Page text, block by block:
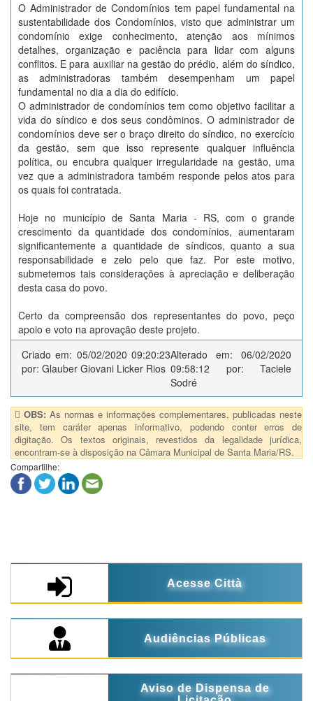
O Administrador de Condomínios tem papel fundamental na
sustentabilidade dos Condomínios, visto que administrar um
condomínio exige conhecimento, atenção aos mínimos
detalhes, organização e paciência para lidar com alguns
conflitos. E para auxiliar na gestão do prédio, além do síndico,
as administradoras também desempenham um papel
fundamental no dia a dia do edifício.
O administrador de condomínios tem como objetivo facilitar a
vida do síndico e dos seus condôminos. O administrador de
condomínios deve ser o braço direito do síndico, no exercício
da gestão, sem que isso represente qualquer influência
política, ou encubra qualquer irregularidade na gestão, uma
vez que a administradora também responde pelos atos para
os quais foi contratada.
Hoje no município de Santa Maria - RS, com o grande
crescimento da quantidade dos condomínios, aumentaram
significantemente a quantidade de síndicos, quanto a sua
responsabilidade e zelo pelo que faz. Por este motivo,
submetemos tais considerações à apreciação e deliberação
desta casa do povo.
Certo da compreensão dos representantes do povo, peço
apoio e voto na aprovação deste projeto.
Criado em: 05/02/2020 09:20:23
por: Glauber Giovani Licker Rios
Alterado em: 06/02/2020
09:58:12 por: Taciele
Sodré
OBS: As normas e informações complementares, publicadas neste
site, tem caráter apenas informativo, podendo conter erros de
digitação. Os textos originais, revestidos da legalidade jurídica,
encontram-se à disposição na Câmara Municipal de Santa Maria/RS.
Compartilhe:
Acesse Città
Audiências Públicas
Aviso de Dispensa de